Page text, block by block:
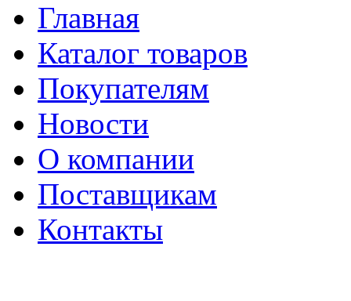
Главная
Каталог товаров
Покупателям
Новости
О компании
Поставщикам
Контакты